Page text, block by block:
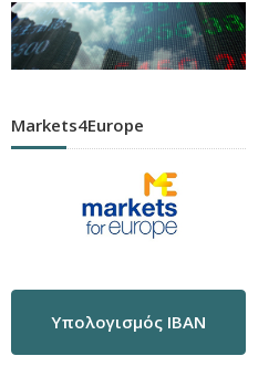
Markets4Europe
Υπολογισμός IBAN